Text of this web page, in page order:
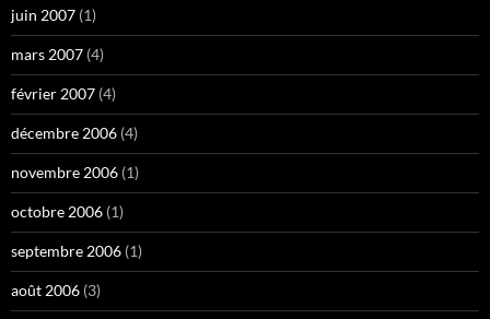
juin 2007 (1)
mars 2007 (4)
février 2007 (4)
décembre 2006 (4)
novembre 2006 (1)
octobre 2006 (1)
septembre 2006 (1)
août 2006 (3)